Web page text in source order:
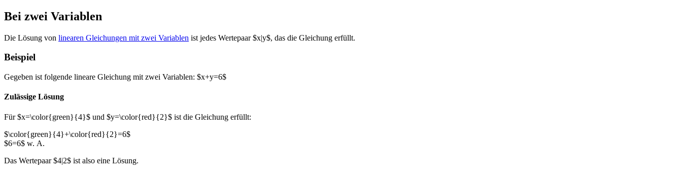
Bei zwei Variablen
Die Lösung von linearen Gleichungen mit zwei Variablen ist jedes Wertepaar $x|y$, das die Gleichung erfüllt.
Beispiel
Gegeben ist folgende lineare Gleichung mit zwei Variablen: $x+y=6$
Zulässige Lösung
Für $x=\color{green}{4}$ und $y=\color{red}{2}$ ist die Gleichung erfüllt:
$\color{green}{4}+\color{red}{2}=6$
$6=6$ w. A.
Das Wertepaar $4|2$ ist also eine Lösung.